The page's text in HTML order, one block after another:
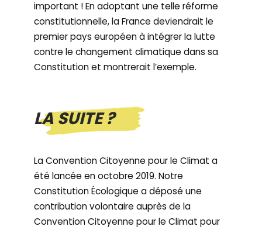
important ! En adoptant une telle réforme
constitutionnelle, la France deviendrait le
premier pays européen à intégrer la lutte
contre le changement climatique dans sa
Constitution et montrerait l’exemple.
LA SUITE ?
La Convention Citoyenne pour le Climat a
été lancée en octobre 2019. Notre
Constitution Écologique a déposé une
contribution volontaire auprès de la
Convention Citoyenne pour le Climat pour